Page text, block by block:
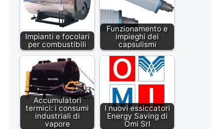
Impianti e focolari
per combustibili
Funzionamento e
impieghi dei
capsulismi
Accumulatori
termici: i consumi
industriali di
vapore
I nuovi essiccatori
Energy Saving di
Omi Srl